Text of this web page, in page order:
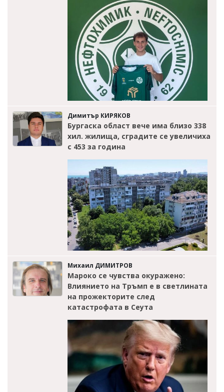
Димитър КИРЯКОВ
Бургаска област вече има близо 338
хил. жилища, сградите се увеличиха
с 453 за година
Михаил ДИМИТРОВ
Мароко се чувства окуражено:
Влиянието на Тръмп е в светлината
на прожекторите след
катастрофата в Сеута